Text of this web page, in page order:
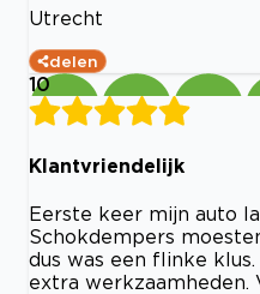
Utrecht
delen
10
Klantvriendelijk
Eerste keer mijn auto
Schokdempers
dus was een flinke
extra werkzaamheden.